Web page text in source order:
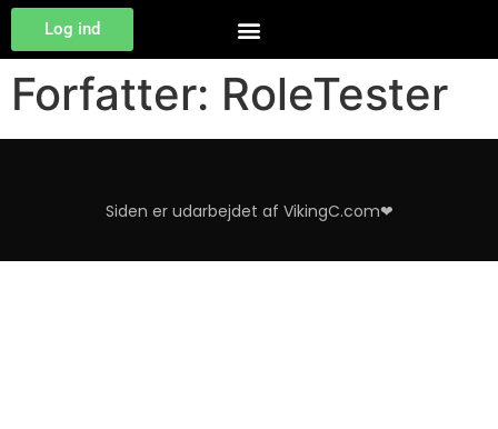
Log ind
Forfatter: RoleTester
Siden er udarbejdet af VikingC.com❤